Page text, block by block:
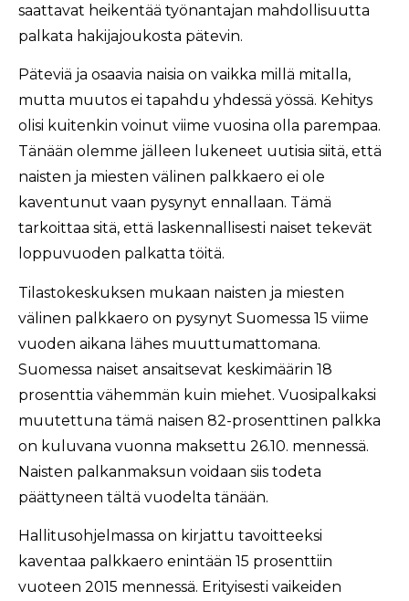
saattavat heikentää työnantajan mahdollisuutta
palkata hakijajoukosta pätevin.
Päteviä ja osaavia naisia on vaikka millä mitalla,
mutta muutos ei tapahdu yhdessä yössä. Kehitys
olisi kuitenkin voinut viime vuosina olla parempaa.
Tänään olemme jälleen lukeneet uutisia siitä, että
naisten ja miesten välinen palkkaero ei ole
kaventunut vaan pysynyt ennallaan. Tämä
tarkoittaa sitä, että laskennallisesti naiset tekevät
loppuvuoden palkatta töitä.
Tilastokeskuksen mukaan naisten ja miesten
välinen palkkaero on pysynyt Suomessa 15 viime
vuoden aikana lähes muuttumattomana.
Suomessa naiset ansaitsevat keskimäärin 18
prosenttia vähemmän kuin miehet. Vuosipalkaksi
muutettuna tämä naisen 82-prosenttinen palkka
on kuluvana vuonna maksettu 26.10. mennessä.
Naisten palkanmaksun voidaan siis todeta
päättyneen tältä vuodelta tänään.
Hallitusohjelmassa on kirjattu tavoitteeksi
kaventaa palkkaero enintään 15 prosenttiin
vuoteen 2015 mennessä. Erityisesti vaikeiden